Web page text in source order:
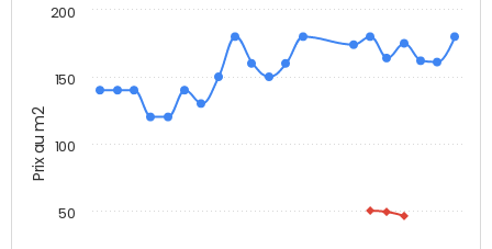
Prix au m2
50
100
150
200